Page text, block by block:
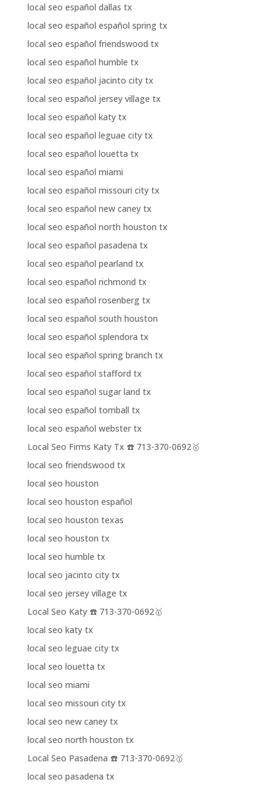
local seo español dallas tx
local seo español español spring tx
local seo español friendswood tx
local seo español humble tx
local seo español jacinto city tx
local seo español jersey village tx
local seo español katy tx
local seo español leguae city tx
local seo español louetta tx
local seo español miami
local seo español missouri city tx
local seo español new caney tx
local seo español north houston tx
local seo español pasadena tx
local seo español pearland tx
local seo español richmond tx
local seo español rosenberg tx
local seo español south houston
local seo español splendora tx
local seo español spring branch tx
local seo español stafford tx
local seo español sugar land tx
local seo español tomball tx
local seo español webster tx
Local Seo Firms Katy Tx ☎️ 713-370-0692🥇
local seo friendswood tx
local seo houston
local seo houston español
local seo houston texas
local seo houston tx
local seo humble tx
local seo jacinto city tx
local seo jersey village tx
Local Seo Katy ☎️ 713-370-0692🥇
local seo katy tx
local seo leguae city tx
local seo louetta tx
local seo miami
local seo missouri city tx
local seo new caney tx
local seo north houston tx
Local Seo Pasadena ☎️ 713-370-0692🥇
local seo pasadena tx